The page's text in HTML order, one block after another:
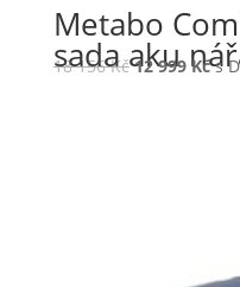
Metabo
sada aku
18 156Kč 12 999 Kč s